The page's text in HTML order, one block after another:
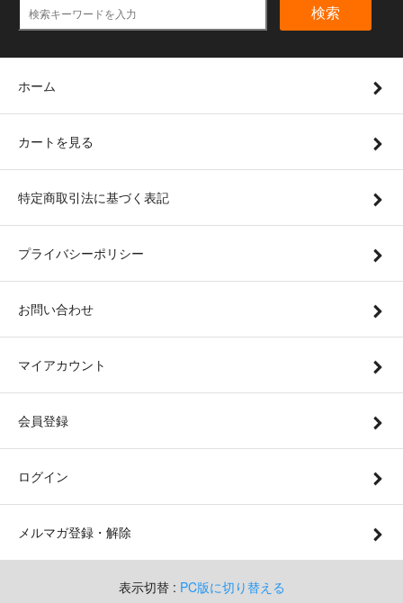
検索
ホーム
カートを見る
特定商取引法に基づく表記
プライバシーポリシー
お問い合わせ
マイアカウント
会員登録
ログイン
メルマガ登録・解除
表示切替 : PC版に切り替える